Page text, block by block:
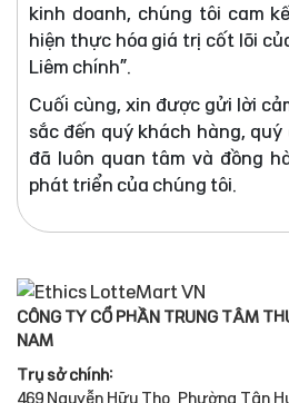
kinh doanh, chúng tôi cam
hiện thực hóa giá trị cốt lõi
Liêm chính”.
Cuối cùng, xin được gửi lời
sắc đến quý khách hàng,
đã luôn quan tâm và đồng
phát triển của chúng tôi.
CÔNG TY CỔ PHẦN TRUNG TÂM
NAM
Trụ sở chính:
469 Nguyễn Hữu Thọ, Phường Tân